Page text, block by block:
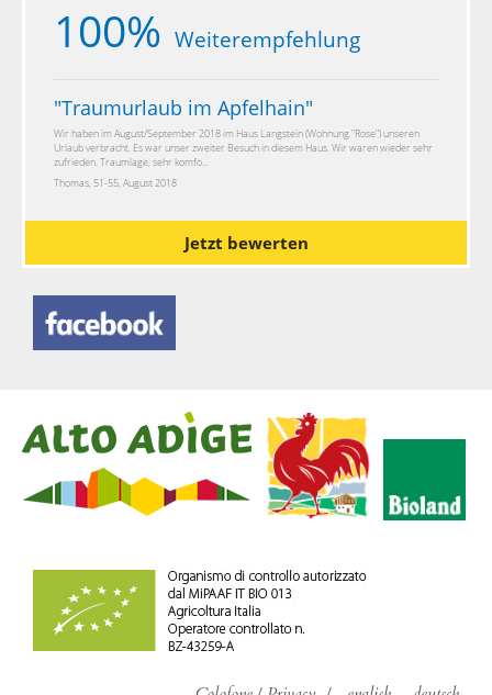
100% Weiterempfehlung
"Traumurlaub im Apfelhain"
Wir haben im August/September 2018 im Haus Langstein (Wohnung "Rose") unseren
Urlaub verbracht. Es war unser zweiter Besuch in diesem Haus. Wir waren wieder sehr
zufrieden. Traumlage, sehr komfo...
Thomas, 51-55, August 2018
Jetzt bewerten